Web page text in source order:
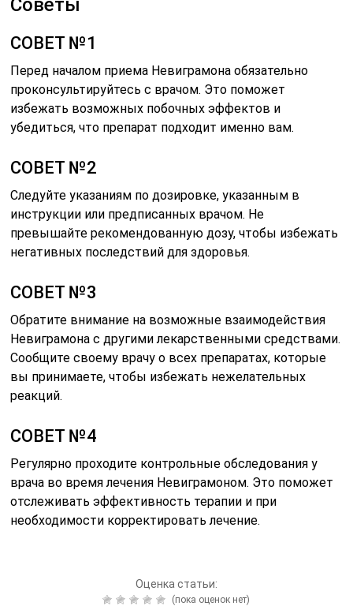
СОВЕТ №1
Перед началом приема Невиграмона обязательно
проконсультируйтесь с врачом. Это поможет
избежать возможных побочных эффектов и
убедиться, что препарат подходит именно вам.
СОВЕТ №2
Следуйте указаниям по дозировке, указанным в
инструкции или предписанных врачом. Не
превышайте рекомендованную дозу, чтобы избежать
негативных последствий для здоровья.
СОВЕТ №3
Обратите внимание на возможные взаимодействия
Невиграмона с другими лекарственными средствами.
Сообщите своему врачу о всех препаратах, которые
вы принимаете, чтобы избежать нежелательных
реакций.
СОВЕТ №4
Регулярно проходите контрольные обследования у
врача во время лечения Невиграмоном. Это поможет
отслеживать эффективность терапии и при
необходимости корректировать лечение.
Оценка статьи:
(пока оценок нет)